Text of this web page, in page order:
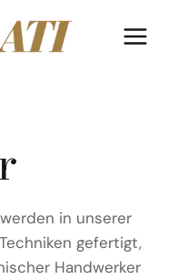
in unserer
gefertigt,
Handwerker